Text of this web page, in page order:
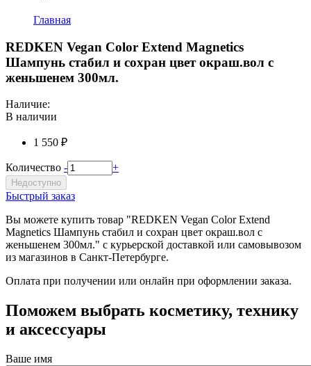
Главная
REDKEN Vegan Color Extend Magnetics
Шампунь стабил и сохран цвет окраш.вол с
женьшенем 300мл.
Наличие:
В наличии
1 550 ₽
Количество - +
Недоступно
Быстрый заказ
Вы можете купить товар "REDKEN Vegan Color Extend
Magnetics Шампунь стабил и сохран цвет окраш.вол с
женьшенем 300мл." с курьерской доставкой или самовывозом
из магазинов в Санкт-Петербурге.
Оплата при получении или онлайн при оформлении заказа.
Поможем выбрать косметику, технику
и аксессуары
Ваше имя